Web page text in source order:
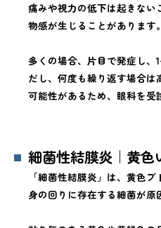
痛みや視力の低下は起きな
物感が生じることがあります。
多くの場合、片目で発症し、
だし、何度も繰り返す場合は
可能性があるため、眼科を受
細菌性結膜炎｜黄色
「細菌性結膜炎」は、黄色
身の回りに存在する細菌が原